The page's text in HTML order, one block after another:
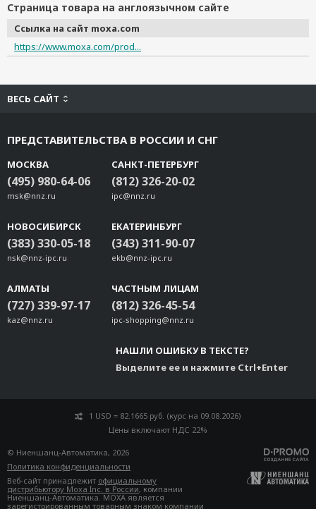
Страница товара на англоязычном сайте
Ссылка на сайт moxa.com
https://www.moxa.com/prod...
ВЕСЬ САЙТ
ПРЕДСТАВИТЕЛЬСТВА В РОССИИ И СНГ
МОСКВА
(495) 980-64-06
msk@nnz.ru
САНКТ-ПЕТЕРБУРГ
(812) 326-20-02
ipc@nnz.ru
НОВОСИБИРСК
(383) 330-05-18
nsk@nnz-ipc.ru
ЕКАТЕРИНБУРГ
(343) 311-90-07
ekb@nnz-ipc.ru
АЛМАТЫ
(727) 339-97-17
kaz@nnz.ru
ЧАСТНЫМ ЛИЦАМ
(812) 326-45-54
ipc-shopping@nnz.ru
НАШЛИ ОШИБКУ В ТЕКСТЕ?
Выделите ее и нажмите Ctrl+Enter
1 USD = 82.1665 руб. (курс на 09.08.2026)
Цены включают НДС 22%
© Ниеншанц-Автоматика, 2026
Политика конфиденциальности
Веб-сайт принадлежит официальному
дистрибьютору Moxa Inc. в России, компании
Ниеншанц-Автоматика. MOXA является
зарегистрированным товарным знаком компании